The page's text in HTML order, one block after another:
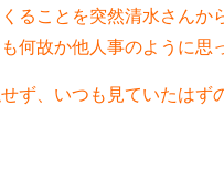
ることを突然清水さんか
何故か他人事のように思
ず、いつも見ていたはず